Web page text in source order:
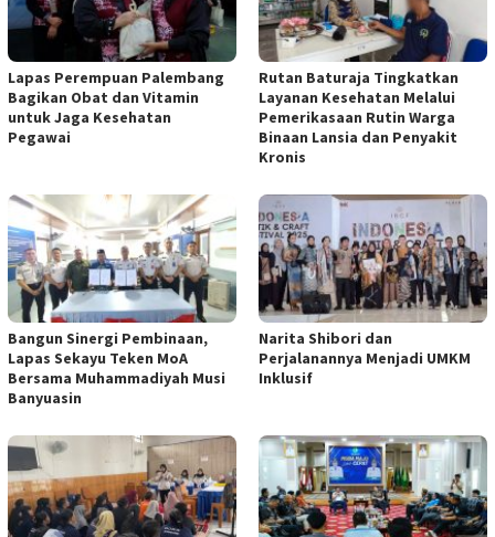
Lapas Perempuan Palembang
Bagikan Obat dan Vitamin
untuk Jaga Kesehatan
Pegawai
Rutan Baturaja Tingkatkan
Layanan Kesehatan Melalui
Pemerikasaan Rutin Warga
Binaan Lansia dan Penyakit
Kronis
Bangun Sinergi Pembinaan,
Lapas Sekayu Teken MoA
Bersama Muhammadiyah Musi
Banyuasin
Narita Shibori dan
Perjalanannya Menjadi UMKM
Inklusif